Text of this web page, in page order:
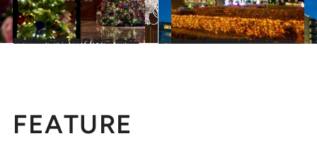
2024.12.11
【2024ザ・リッツ・カールトン大阪のクリスマスツリー】毎年リピーターが訪れるクリスマスの名所
旅＆お出かけ 2024.12.12
【2024 ホテルニューオータニ（東京）のクリスマスツリー】開業60周年！ 圧倒的な規模で光に包まれる聖夜
旅＆お出かけ
FEATURE